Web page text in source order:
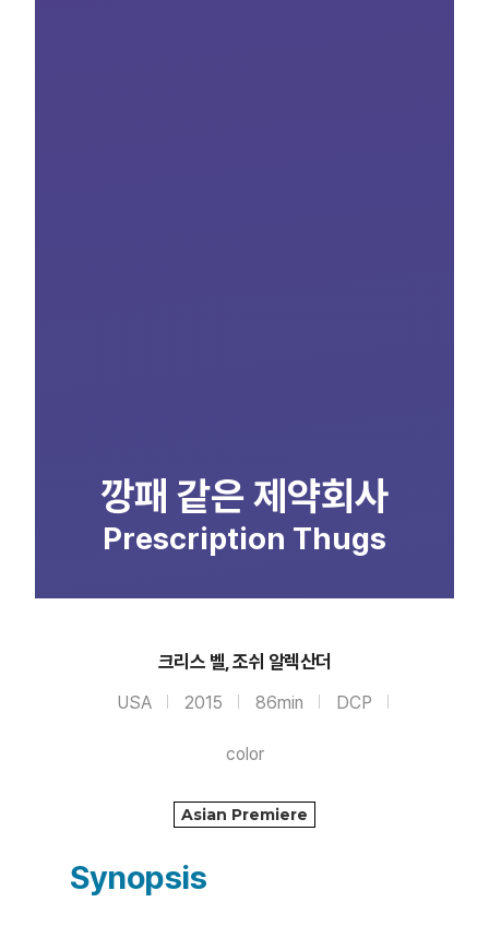
깡패 같은 제약회사
Prescription Thugs
크리스 벨, 조쉬 알렉산더
USA 2015 86min DCP
color
Asian Premiere
Synopsis